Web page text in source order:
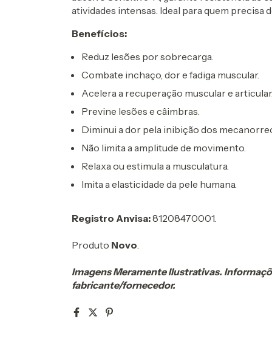
atividades intensas. Ideal para quem precisa
Benefícios:
Reduz lesões por sobrecarga.
Combate inchaço, dor e fadiga muscular.
Acelera a recuperação muscular e
Previne lesões e câimbras.
Diminui a dor pela inibição dos
Não limita a amplitude de movimento.
Relaxa ou estimula a musculatura.
Imita a elasticidade da pele humana.
Registro Anvisa:81208470001.
Produto Novo.
Imagens Meramente Ilustrativas.
fabricante/fornecedor.